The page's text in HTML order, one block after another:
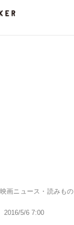
映画ニュース・読みもの
2016/5/6 7:00